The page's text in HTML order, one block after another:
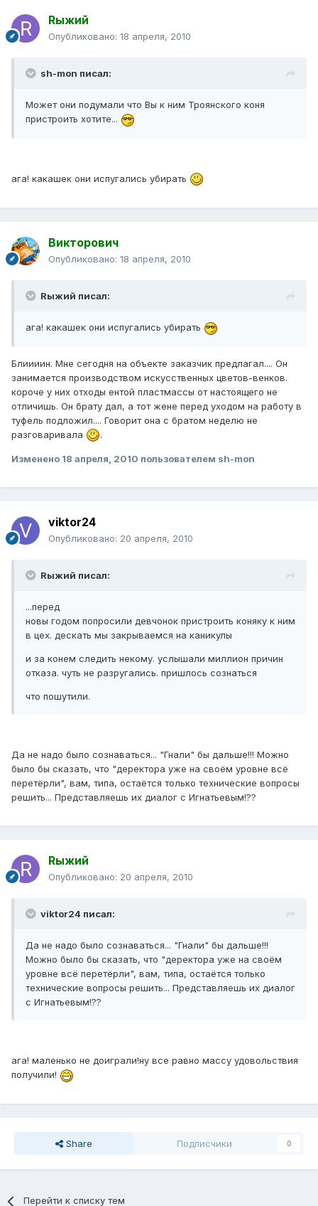
Rыжий
Опубликовано: 18 апреля, 2010
sh-mon писал:
Может они подумали что Вы к ним Троянского коня
пристроить хотите...
ага! какашек они испугались убирать
Викторович
Опубликовано: 18 апреля, 2010
Rыжий писал:
ага! какашек они испугались убирать
Блиииин. Мне сегодня на объекте заказчик предлагал.... Он
занимается производством искусственных цветов-венков.
короче у них отходы ентой пластмассы от настоящего не
отличишь. Он брату дал, а тот жене перед уходом на работу в
туфель подложил.... Говорит она с братом неделю не
разговаривала
.
Изменено 18 апреля, 2010 пользователем sh-mon
viktor24
Опубликовано: 20 апреля, 2010
Rыжий писал:
...перед
новы годом попросили девчонок пристроить коняку к ним
в цех. дескать мы закрываемся на каникулы
и за конем следить некому. услышали миллион причин
отказа. чуть не разругались. пришлось сознаться
что пошутили.
Да не надо было сознаваться... "Гнали" бы дальше!!! Можно
было бы сказать, что "деректора уже на своём уровне всё
перетёрли", вам, типа, остаётся только технические вопросы
решить... Представляешь их диалог с Игнатьевым!??
Rыжий
Опубликовано: 20 апреля, 2010
viktor24 писал:
Да не надо было сознаваться... "Гнали" бы дальше!!!
Можно было бы сказать, что "деректора уже на своём
уровне всё перетёрли", вам, типа, остаётся только
технические вопросы решить... Представляешь их диалог
с Игнатьевым!??
ага! маленько не доиграли!ну все равно массу удовольствия
получили!
Share Подписчики 0
Перейти к списку тем